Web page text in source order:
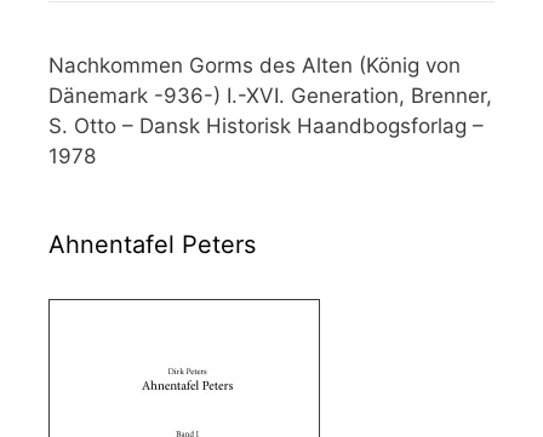
Nachkommen Gorms des Alten (König von
Dänemark -936-) I.-XVI. Generation, Brenner,
S. Otto – Dansk Historisk Haandbogsforlag –
1978
Ahnentafel Peters